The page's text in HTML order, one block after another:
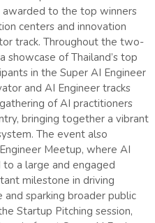
to the top winners
centers and innovation
track. Throughout the two-
showcase of Thailand’s top
in the Super AI Engineer
and AI Engineer tracks
of AI practitioners
bringing together a vibrant
The event also
Meetup, where AI
a large and engaged
milestone in driving
and sparking broader public
Startup Pitching session,